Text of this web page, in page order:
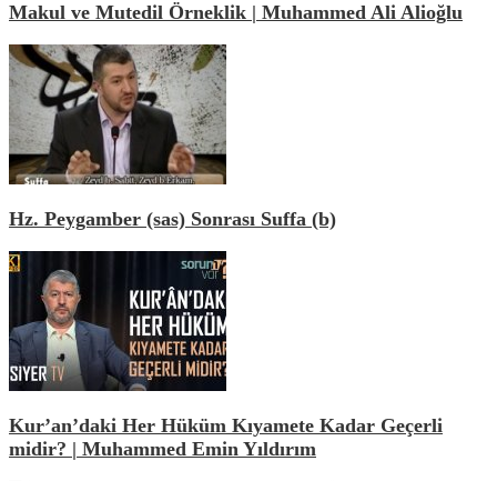
Makul ve Mutedil Örneklik | Muhammed Ali Alioğlu
Hz. Peygamber (sas) Sonrası Suffa (b)
Kur’an’daki Her Hüküm Kıyamete Kadar Geçerli
midir? | Muhammed Emin Yıldırım